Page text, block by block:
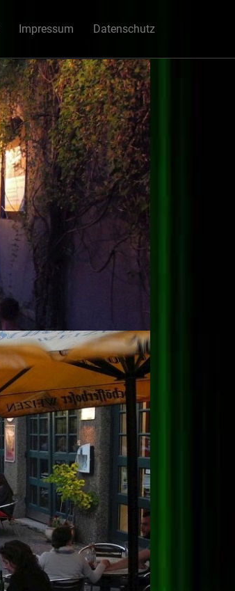
Impressum Datenschutz